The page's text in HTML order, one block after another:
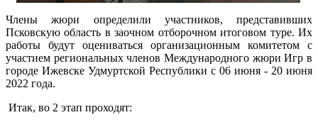
Члены жюри определили участников, представивших
Псковскую область в заочном отборочном итоговом туре. Их
работы будут оцениваться организационным комитетом с
участием региональных членов Международного жюри Игр в
городе Ижевске Удмуртской Республики с 06 июня - 20 июня
2022 года.
Итак, во 2 этап проходят: